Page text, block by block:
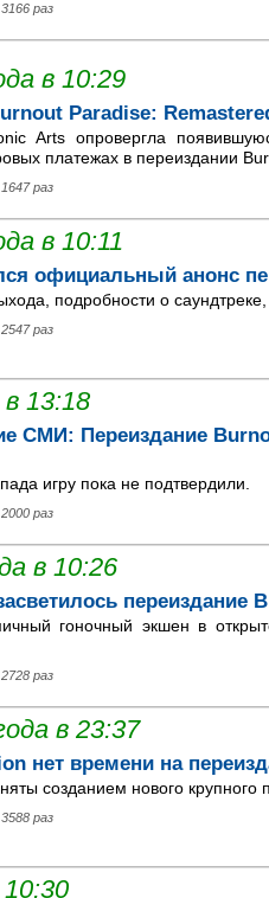
раз
в 10:29
Paradise:
Arts опровергла
платежах в переиздании
раз
в 10:11
официальный анонс
подробности о
раз
13:18
СМИ: Переиздание
игру пока не подтвердили.
раз
в 10:26
переиздание
гоночный экшен в
раз
в 23:37
нет времени на
созданием нового крупного
раз